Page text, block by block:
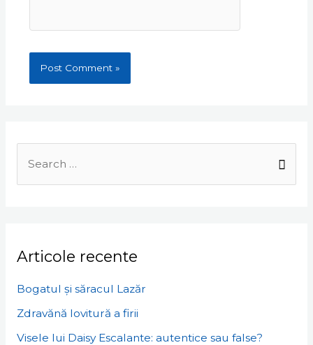
Search
for:
Articole recente
Bogatul și săracul Lazăr
Zdravănă lovitură a firii
Visele lui Daisy Escalante: autentice sau false?